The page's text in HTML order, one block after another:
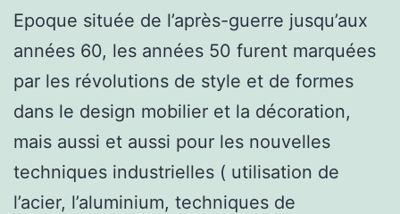
Epoque située de l’après-guerre jusqu’aux
années 60, les années 50 furent marquées
par les révolutions de style et de formes
dans le design mobilier et la décoration,
mais aussi et aussi pour les nouvelles
techniques industrielles ( utilisation de
l’acier, l’aluminium, techniques de